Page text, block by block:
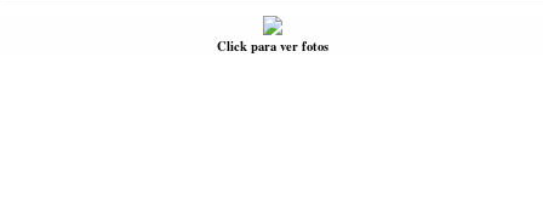
Click para ver fotos